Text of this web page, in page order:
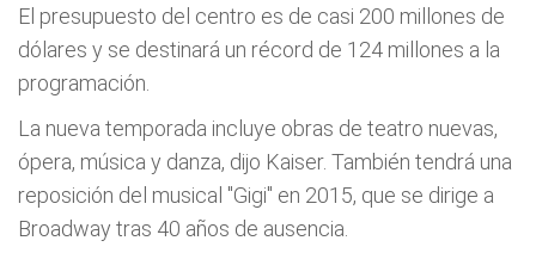
El presupuesto del centro es de casi 200 millones de
dólares y se destinará un récord de 124 millones a la
programación.
La nueva temporada incluye obras de teatro nuevas,
ópera, música y danza, dijo Kaiser. También tendrá una
reposición del musical "Gigi" en 2015, que se dirige a
Broadway tras 40 años de ausencia.